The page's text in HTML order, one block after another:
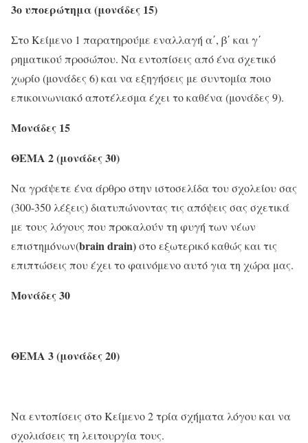
3ο υποερώτημα (μονάδες 15)
Στο Κείμενο 1 παρατηρούμε εναλλαγή α΄, β΄ και γ΄
ρηματικού προσώπου. Να εντοπίσεις από ένα σχετικό
χωρίο (μονάδες 6) και να εξηγήσεις με συντομία ποιο
επικοινωνιακό αποτέλεσμα έχει το καθένα (μονάδες 9).
Μονάδες 15
ΘΕΜΑ 2 (μονάδες 30)
Να γράψετε ένα άρθρο στην ιστοσελίδα του σχολείου σας
(300-350 λέξεις) διατυπώνοντας τις απόψεις σας σχετικά
με τους λόγους που προκαλούν τη φυγή των νέων
επιστημόνων(braindrain)στο εξωτερικό καθώς και τις
επιπτώσεις που έχει το φαινόμενο αυτό για τη χώρα μας.
Μονάδες 30
ΘΕΜΑ 3 (μονάδες 20)
Να εντοπίσεις στο Κείμενο 2 τρία σχήματα λόγου και να
σχολιάσεις τη λειτουργία τους.